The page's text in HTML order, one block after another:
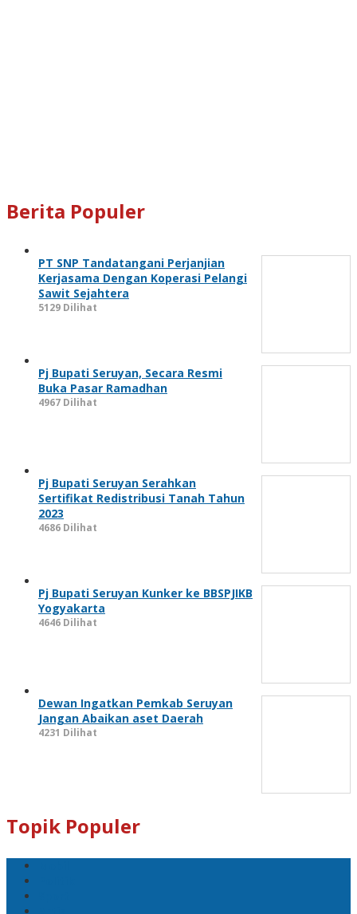
Berita Populer
PT SNP Tandatangani Perjanjian
Kerjasama Dengan Koperasi Pelangi
Sawit Sejahtera
5129 Dilihat
Pj Bupati Seruyan, Secara Resmi
Buka Pasar Ramadhan
4967 Dilihat
Pj Bupati Seruyan Serahkan
Sertifikat Redistribusi Tanah Tahun
2023
4686 Dilihat
Pj Bupati Seruyan Kunker ke BBSPJIKB
Yogyakarta
4646 Dilihat
Dewan Ingatkan Pemkab Seruyan
Jangan Abaikan aset Daerah
4231 Dilihat
Topik Populer